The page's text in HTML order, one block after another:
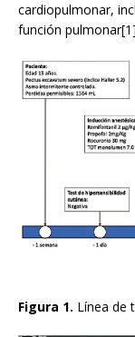
cardiopulmonar,
función
Figura 1. Línea de